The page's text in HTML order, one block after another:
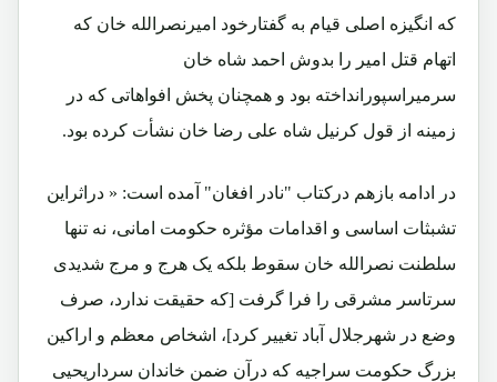
که انگیزه اصلی قیام به گفتارخود امیرنصرالله خان که
اتهام قتل امیر را بدوش احمد شاه خان
سرمیراسپورانداخته بود و همچنان پخش افواهاتی که در
زمینه از قول کرنیل شاه علی رضا خان نشأت کرده بود.
در ادامه بازهم درکتاب "نادر افغان" آمده است: « دراثراین
تشبثات اساسی و اقدامات مؤثره حکومت امانی، نه تنها
سلطنت نصرالله خان سقوط بلکه یک هرج و مرج شدیدی
سرتاسر مشرقی را فرا گرفت [که حقیقت ندارد، صرف
وضع در شهرجلال آباد تغییر کرد]، اشخاص معظم و اراکین
بزرگ حکومت سراجیه که درآن ضمن خاندان سرداریحیی